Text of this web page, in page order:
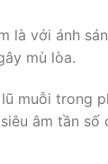
là với ánh
mù lòa.
muỗi trong
âm tần